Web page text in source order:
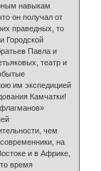
навыкам
он получал от
праведных, то
Городской
Павла и
театр и
им экспедицией
Камчатки!
чем
на
и в Африке,
время